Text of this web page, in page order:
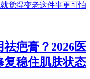
觉得变老这件事更可怕
疤膏？2026医
复稳住肌肤状态